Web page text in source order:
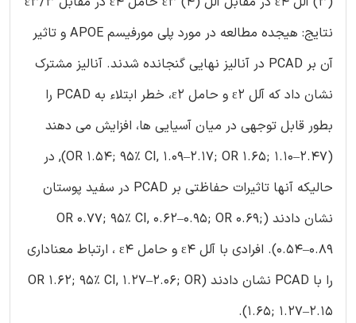
نتایج: هیجده مطالعه در مورد پلی مورفیسم APOE و تاثیر
آن بر PCAD در آنالیز نهایی گنجانده شدند. آنالیز مشترک
نشان داد که آلل ε2 و حامل ε2، خطر ابتلاء به PCAD را
بطور قابل توجهی در میان آسیایی ها، افزایش می دهند
(OR 1.54; 95% CI, 1.09–2.17; OR 1.65; 1.10–2.47), در
حالیکه آنها تاثیرات حفاظتی بر PCAD در سفید پوستان
نشان دادند (OR 0.77; 95% CI, 0.62–0.95; OR 0.69;
0.54–0.89). افرادی با آلل ε4 و حامل ε4 ، ارتباط معناداری
را با PCAD نشان دادند (OR 1.62; 95% CI, 1.27–2.06; OR
1.65; 1.27–2.15).